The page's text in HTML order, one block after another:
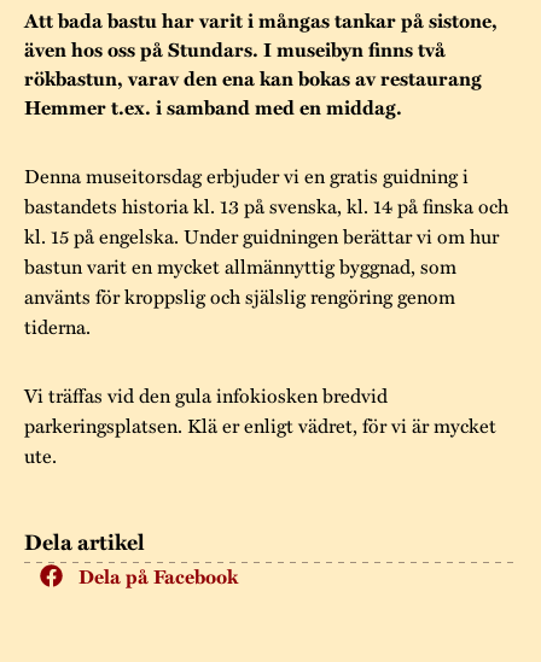
Tillgänglighet
Trygghet
Kontakta oss
Kalas på Stundars
Stundars teater
Jarl Hemmer
Byggnadsvård
Rödmyllan
Museipedagogik
Hantverk
Projekt
Stugornas Stundars
Stundarsvänner
Marknader
Årsberättelser
Årets Gunnar
Stundars
registerbeskrivning
Dela artikel
Dela på Facebook
Att bada bastu har varit i mångas tankar på sistone,
även hos oss på Stundars. I museibyn finns två
rökbastun, varav den ena kan bokas av restaurang
Hemmer t.ex. i samband med en middag.
Denna museitorsdag erbjuder vi en gratis guidning i
bastandets historia kl. 13 på svenska, kl. 14 på finska och
kl. 15 på engelska. Under guidningen berättar vi om hur
bastun varit en mycket allmännyttig byggnad, som
använts för kroppslig och själslig rengöring genom
tiderna.
Vi träffas vid den gula infokiosken bredvid
parkeringsplatsen. Klä er enligt vädret, för vi är mycket
ute.